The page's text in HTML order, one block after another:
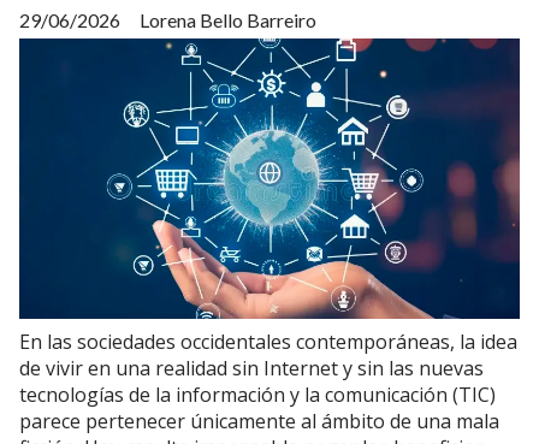
Lorena Bello Barreiro
29/06/2026
En las sociedades occidentales contemporáneas, la idea
de vivir en una realidad sin Internet y sin las nuevas
tecnologías de la información y la comunicación (TIC)
parece pertenecer únicamente al ámbito de una mala